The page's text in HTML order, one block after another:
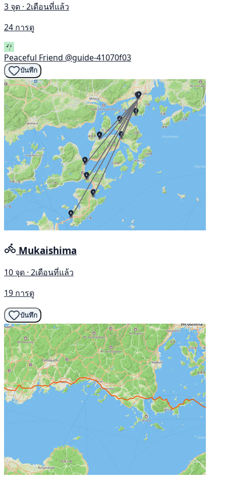
3 จุด · 2เดือนที่แล้ว
24 การดู
Peaceful Friend @guide-41070f03
บันทึก
Mukaishima
10 จุด · 2เดือนที่แล้ว
19 การดู
บันทึก